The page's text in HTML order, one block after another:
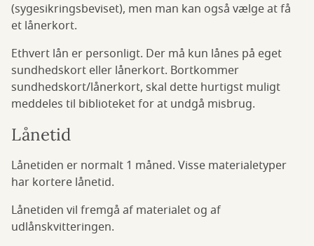
(sygesikringsbeviset), men man kan også vælge at få
et lånerkort.
Ethvert lån er personligt. Der må kun lånes på eget
sundhedskort eller lånerkort. Bortkommer
sundhedskort/lånerkort, skal dette hurtigst muligt
meddeles til biblioteket for at undgå misbrug.
Lånetid
Lånetiden er normalt 1 måned. Visse materialetyper
har kortere lånetid.
Lånetiden vil fremgå af materialet og af
udlånskvitteringen.